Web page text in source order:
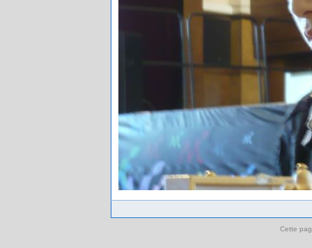
Cette